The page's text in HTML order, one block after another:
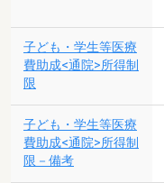
子ども・学生等医療
費助成<通院>所得制
限
子ども・学生等医療
費助成<通院>所得制
限－備考